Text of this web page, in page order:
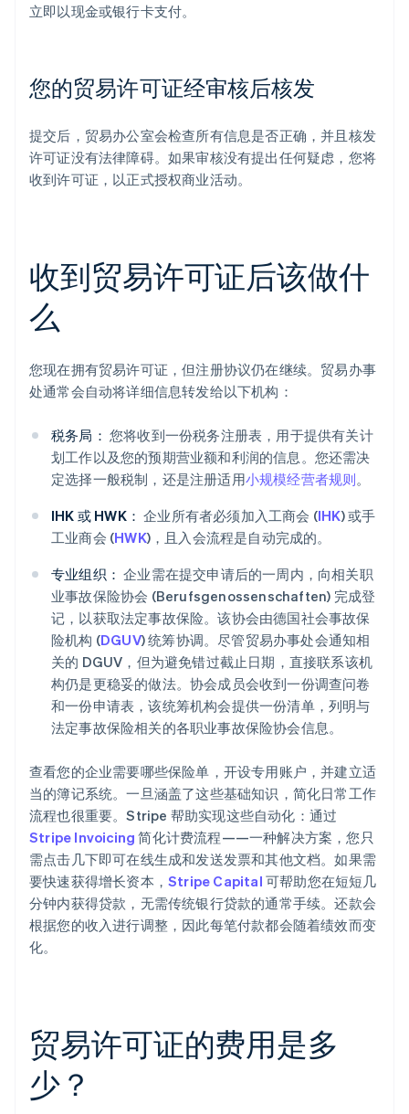
立即以现金或银行卡支付。
您的贸易许可证经审核后核发
提交后，贸易办公室会检查所有信息是否正确，并且核发
许可证没有法律障碍。如果审核没有提出任何疑虑，您将
收到许可证，以正式授权商业活动。
收到贸易许可证后该做什
么
您现在拥有贸易许可证，但注册协议仍在继续。贸易办事
处通常会自动将详细信息转发给以下机构：
税务局： 您将收到一份税务注册表，用于提供有关计
划工作以及您的预期营业额和利润的信息。您还需决
定选择一般税制，还是注册适用小规模经营者规则。
IHK 或 HWK： 企业所有者必须加入工商会 (IHK) 或手
工业商会 (HWK)，且入会流程是自动完成的。
专业组织： 企业需在提交申请后的一周内，向相关职
业事故保险协会 (Berufsgenossenschaften) 完成登
记，以获取法定事故保险。该协会由德国社会事故保
险机构 (DGUV) 统筹协调。尽管贸易办事处会通知相
关的 DGUV，但为避免错过截止日期，直接联系该机
构仍是更稳妥的做法。协会成员会收到一份调查问卷
和一份申请表，该统筹机构会提供一份清单，列明与
法定事故保险相关的各职业事故保险协会信息。
查看您的企业需要哪些保险单，开设专用账户，并建立适
当的簿记系统。一旦涵盖了这些基础知识，简化日常工作
流程也很重要。Stripe 帮助实现这些自动化：通过
Stripe Invoicing 简化计费流程——一种解决方案，您只
需点击几下即可在线生成和发送发票和其他文档。如果需
要快速获得增长资本， Stripe Capital 可帮助您在短短几
分钟内获得贷款，无需传统银行贷款的通常手续。还款会
根据您的收入进行调整，因此每笔付款都会随着绩效而变
化。
贸易许可证的费用是多
少？